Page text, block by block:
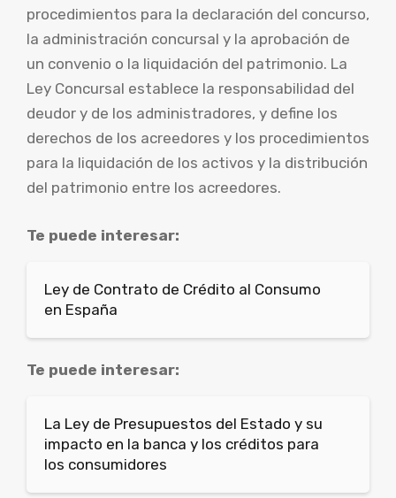
procedimientos para la declaración del concurso,
la administración concursal y la aprobación de
un convenio o la liquidación del patrimonio. La
Ley Concursal establece la responsabilidad del
deudor y de los administradores, y define los
derechos de los acreedores y los procedimientos
para la liquidación de los activos y la distribución
del patrimonio entre los acreedores.
Te puede interesar:
Ley de Contrato de Crédito al Consumo
en España
Te puede interesar:
La Ley de Presupuestos del Estado y su
impacto en la banca y los créditos para
los consumidores